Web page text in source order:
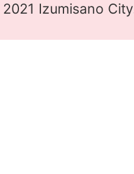
Izumisano